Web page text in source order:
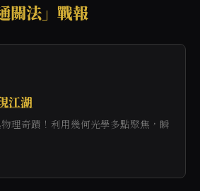
關法」戰報
江湖
理奇蹟！利用幾何光學多點聚焦，瞬